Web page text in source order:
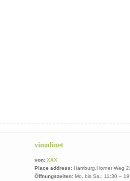
vinodinet
von: XXX
Place address: Hamburg,Horner Weg
Öffnungszeiten: Mo. bis Sa.: 11:30 –